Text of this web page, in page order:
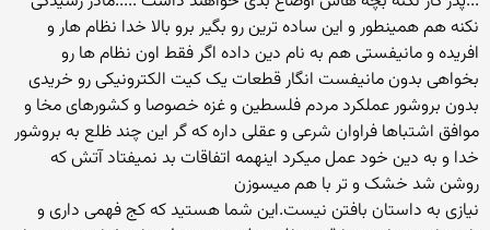
نکنه هم همینطور و این ساده ترین رو بگیر برو بالا خدا نظام هار و
افریده و مانیفستی هم به نام دین داده اگر فقط اون نظام ها رو
بخواهی بدون مانیفست انگار قطعات یک کیت الکترونیکی رو خریدی
بدون بروشور عملکرد مردم فلسطین و غزه خصوصا و کشورهای مخا و
موافق اشتباها فراوان شرعی و عقلی داره که گر این چند ظلع به بروشور
خدا و به دین خود عمل میکرد اینهمه اتفاقات بد نمیفتاد آتش که
روشن شد خشک و تر با هم میسوزن
نیازی به داستان بافتن نیست.این شما هستید که کج فهمی داری و